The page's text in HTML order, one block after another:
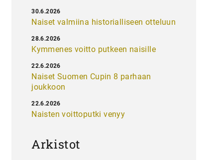
Naiset valmiina historialliseen otteluun
30.6.2026
Kymmenes voitto putkeen naisille
28.6.2026
Naiset Suomen Cupin 8 parhaan
joukkoon
22.6.2026
Naisten voittoputki venyy
22.6.2026
Arkistot